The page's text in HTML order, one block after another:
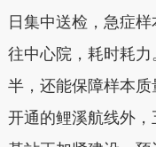
日集中送检，急症
往中心院，耗时耗
半，还能保障样本
开通的鲤溪航线外